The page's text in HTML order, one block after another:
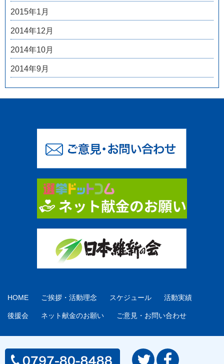
2015年1月
2014年12月
2014年10月
2014年9月
HOME ご挨拶・活動理念 スケジュール 活動実績
後援会 ネット献金のお願い ご意見・お問い合わせ